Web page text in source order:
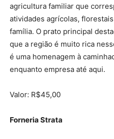
agricultura familiar que
atividades agrícolas,
família. O prato principal
que a região é muito rica
é uma homenagem à
enquanto empresa até aqui.
Valor: R$45,00
Forneria Strata